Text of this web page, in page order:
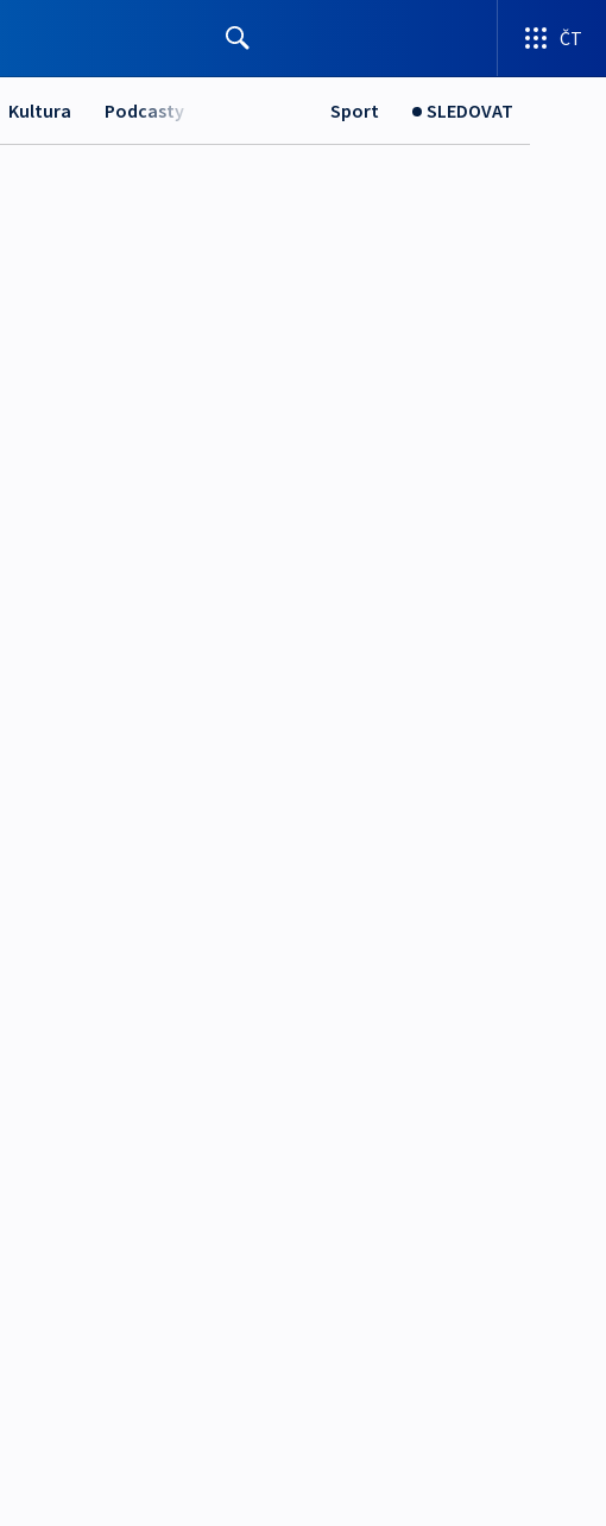
ČT
Kultura Podcasty Sport SLEDOVAT